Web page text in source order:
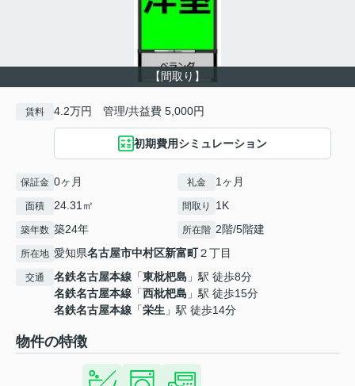
【間取り】
賃料 4.2万円 管理/共益費 5,000円
初期費用シミュレーション
保証金 0ヶ月 礼金 1ヶ月
面積 24.31㎡ 間取り 1K
築年数 築24年 所在階 2階/5階建
所在地 愛知県名古屋市中村区新富町２丁目
交通 名鉄名古屋本線 「東枇杷島 」駅 徒歩8分
名鉄名古屋本線 「西枇杷島 」駅 徒歩15分
名鉄名古屋本線 「栄生 」駅 徒歩14分
物件の特徴